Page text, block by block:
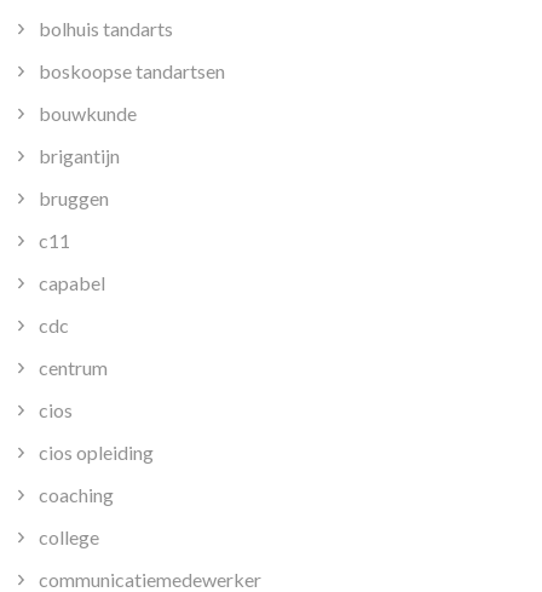
bolhuis tandarts
boskoopse tandartsen
bouwkunde
brigantijn
bruggen
c11
capabel
cdc
centrum
cios
cios opleiding
coaching
college
communicatiemedewerker